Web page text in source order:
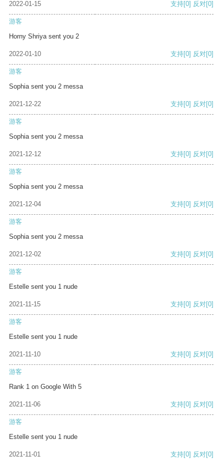
2022-01-15 支持[0] 反对[0]
游客
Horny Shriya sent you 2
2022-01-10 支持[0] 反对[0]
游客
Sophia sent you 2 messa
2021-12-22 支持[0] 反对[0]
游客
Sophia sent you 2 messa
2021-12-12 支持[0] 反对[0]
游客
Sophia sent you 2 messa
2021-12-04 支持[0] 反对[0]
游客
Sophia sent you 2 messa
2021-12-02 支持[0] 反对[0]
游客
Estelle sent you 1 nude
2021-11-15 支持[0] 反对[0]
游客
Estelle sent you 1 nude
2021-11-10 支持[0] 反对[0]
游客
Rank 1 on Google With 5
2021-11-06 支持[0] 反对[0]
游客
Estelle sent you 1 nude
2021-11-01 支持[0] 反对[0]